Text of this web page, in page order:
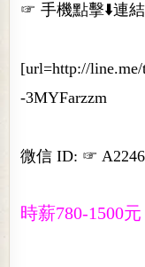
☞ 手機點擊⬇️連
[url=http://
-3MYFarzzm
微信 ID: ☞
時薪780-1500元